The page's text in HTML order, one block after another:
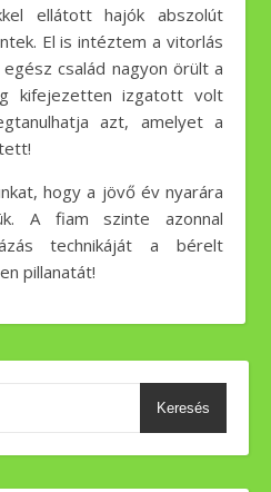
ellátott hajók abszolút
El is intéztem a vitorlás
család nagyon örült a
kifejezetten izgatott volt
azt, amelyet a
hogy a jövő év nyarára
A fiam szinte azonnal
technikáját a bérelt
pillanatát!
Keresés